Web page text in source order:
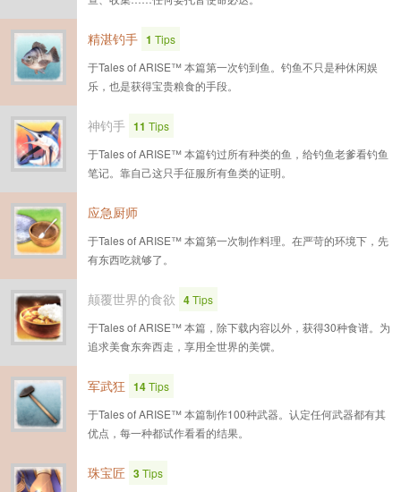
精湛钓手 1 Tips
于Tales of ARISE™ 本篇第一次钓到鱼。钓鱼不只是种休闲娱
乐，也是获得宝贵粮食的手段。
神钓手 11 Tips
于Tales of ARISE™ 本篇钓过所有种类的鱼，给钓鱼老爹看钓鱼
笔记。靠自己这只手征服所有鱼类的证明。
应急厨师
于Tales of ARISE™ 本篇第一次制作料理。在严苛的环境下，先
有东西吃就够了。
颠覆世界的食欲 4Tips
于Tales of ARISE™ 本篇，除下载内容以外，获得30种食谱。为
追求美食东奔西走，享用全世界的美馔。
军武狂 14Tips
于Tales of ARISE™ 本篇制作100种武器。认定任何武器都有其
优点，每一种都试作看看的结果。
珠宝匠 3Tips